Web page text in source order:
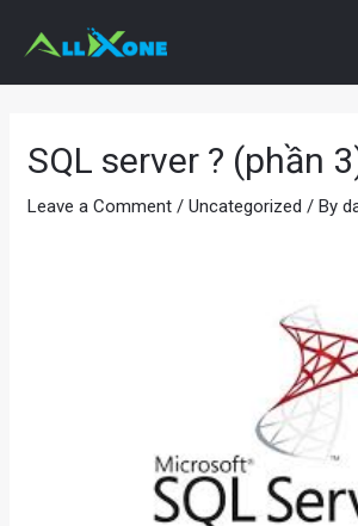
SQL server ? (phần
Leave a Comment /Uncategorized / By